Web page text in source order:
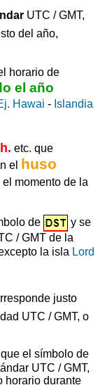
UTC / GMT,
del año,
horario de
el año
Hawai - Islandia
etc. que
el huso
el momento de la
de
y se
/ GMT de la
la isla Lord
justo
UTC / GMT, o
el símbolo de
UTC / GMT,
horario durante